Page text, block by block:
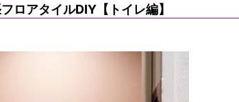
ロアタイルDIY【トイレ編】